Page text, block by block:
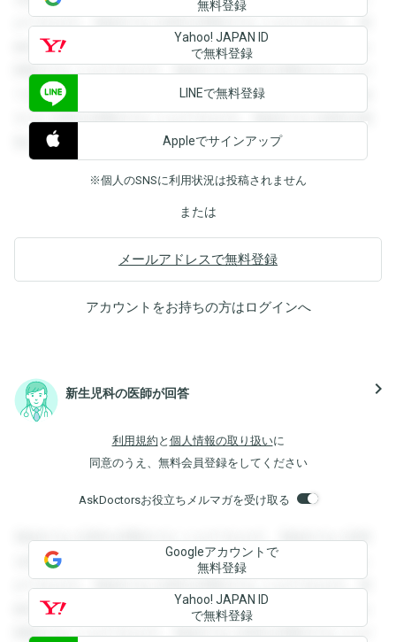
ができます。登録すると回答を閲覧することができます。登
録すると回答を閲覧することができます。登録すると回答を
閲覧することができます。登録すると回答を閲覧することが
できます。登録すると回答を閲覧することができます。登録
すると回答を閲覧することができます。登録すると回答を閲
覧することができます。
無料登録
Yahoo! JAPAN ID
で無料登録
LINEで無料登録
Appleでサインアップ
※個人のSNSに利用状況は投稿されません
または
メールアドレスで無料登録
アカウントをお持ちの方はログインへ
新生児科の医師が回答 navigate_next
利用規約 と 個人情報の取り扱いに
同意のうえ、無料会員登録をしてください
AskDoctorsお役立ちメルマガを受け取る
登録すると回答を閲覧することができます。登録すると回答
を閲覧することができます。登録すると回答を閲覧すること
ができます。登録すると回答を閲覧することができます。登
録すると回答を閲覧することができます。登録すると回答を
閲覧することができます。登録すると回答を閲覧することが
Googleアカウントで
無料登録
Yahoo! JAPAN ID
で無料登録